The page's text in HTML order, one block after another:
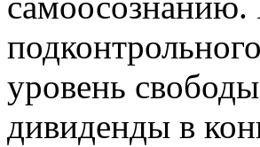
уровень
дивиденды в